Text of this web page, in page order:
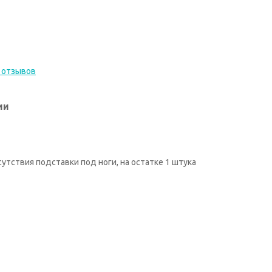
отзывов
подставки под ноги, на остатке 1 штука